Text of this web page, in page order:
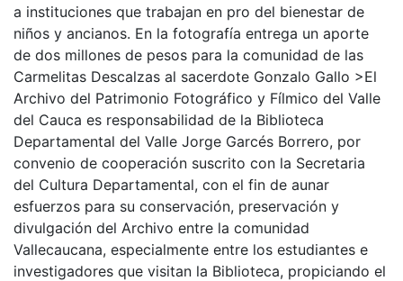
a instituciones que trabajan en pro del bienestar de
niños y ancianos. En la fotografía entrega un aporte
de dos millones de pesos para la comunidad de las
Carmelitas Descalzas al sacerdote Gonzalo Gallo >El
Archivo del Patrimonio Fotográfico y Fílmico del Valle
del Cauca es responsabilidad de la Biblioteca
Departamental del Valle Jorge Garcés Borrero, por
convenio de cooperación suscrito con la Secretaria
del Cultura Departamental, con el fin de aunar
esfuerzos para su conservación, preservación y
divulgación del Archivo entre la comunidad
Vallecaucana, especialmente entre los estudiantes e
investigadores que visitan la Biblioteca, propiciando el